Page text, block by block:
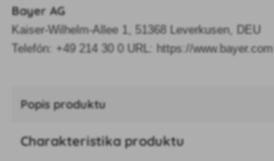
Bayer AG
Kaiser-Wilhelm-Allee 1, 51368 Leverkusen, DEU
Telefón: +49 214 30 0 URL: https://www.bayer.com
Popis produktu
Charakteristika produktu